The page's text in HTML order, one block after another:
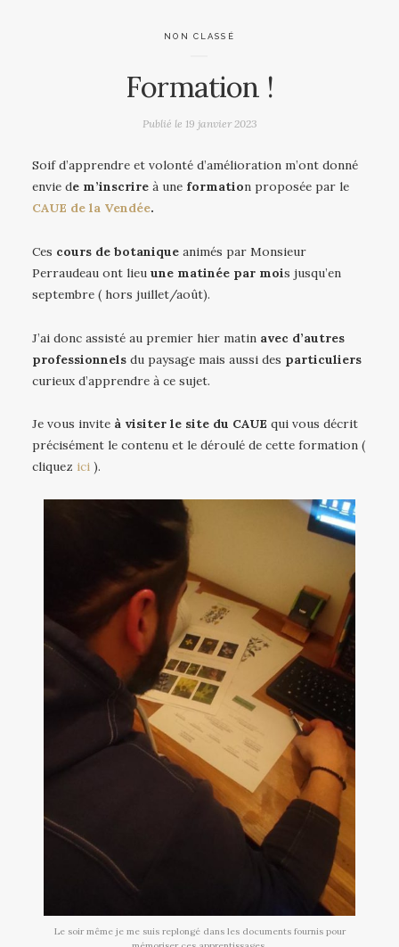
NON CLASSÉ
Formation !
Publié le 19 janvier 2023
Soif d’apprendre et volonté d’amélioration m’ont donné
envie de m’inscrire à une formation proposée par le
CAUE de la Vendée.
Ces cours de botanique animés par Monsieur
Perraudeau ont lieu une matinée par mois jusqu’en
septembre ( hors juillet/août).
J’ai donc assisté au premier hier matin avec d’autres
professionnels du paysage mais aussi des particuliers
curieux d’apprendre à ce sujet.
Je vous invite à visiter le site du CAUE qui vous décrit
précisément le contenu et le déroulé de cette formation (
cliquez ici ).
Le soir même je me suis replongé dans les documents fournis pour